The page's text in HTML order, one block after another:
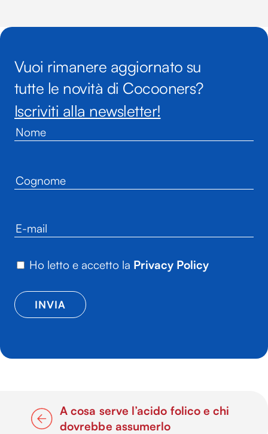
Vuoi rimanere aggiornato su
tutte le novità di Cocooners?
Iscriviti alla newsletter!
Ho letto e accetto la Privacy Policy
A cosa serve l’acido folico e chi
dovrebbe assumerlo